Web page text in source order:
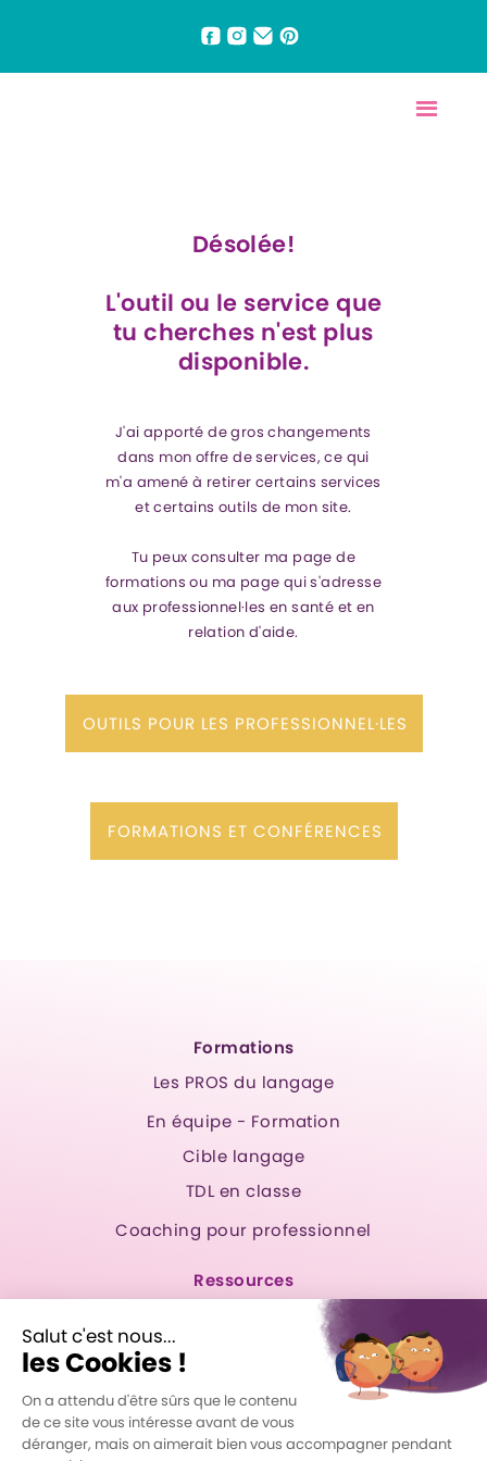
Désolée!
L'outil ou le service que
tu cherches n'est plus
disponible.
J'ai apporté de gros changements
dans mon offre de services, ce qui
m'a amené à retirer certains services
et certains outils de mon site.
Tu peux consulter ma page de
formations ou ma page qui s'adresse
aux professionnel·les en santé et en
relation d'aide.
OUTILS POUR LES PROFESSIONNEL·LES
FORMATIONS ET CONFÉRENCES
Formations
Les PROS du langage
En équipe - Formation
Cible langage
TDL en classe
Coaching pour professionnel
Ressources
Outil de dépistage
Trucs adaptés gratuits
Blogue
À propos